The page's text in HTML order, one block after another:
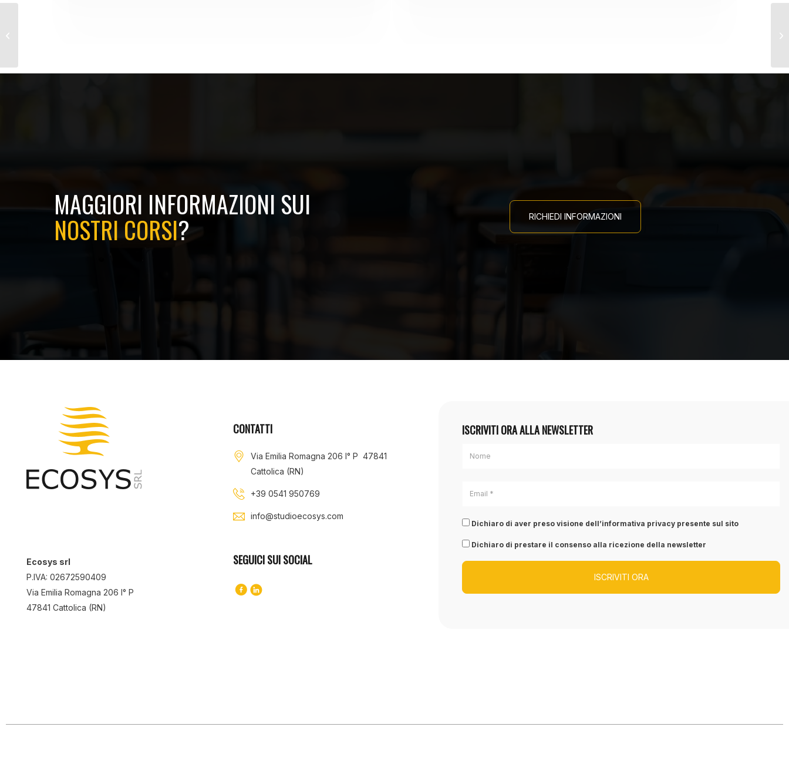
MAGGIORI INFORMAZIONI SUI
NOSTRI CORSI? RICHIEDI INFORMAZIONI
Ecosys srl
P.IVA: 02672590409
Via Emilia Romagna 206 I° P
47841 Cattolica (RN)
CONTATTI
Via Emilia Romagna 206 I° P 47841
Cattolica (RN)
+39 0541 950769
info@studioecosys.com
SEGUICI SUI SOCIAL
ISCRIVITI ORA ALLA NEWSLETTER
Dichiaro di aver preso visione dell’informativa privacy presente sul sito
Dichiaro di prestare il consenso alla ricezione della newsletter